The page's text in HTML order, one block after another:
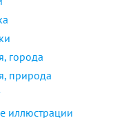
города
природа
иллюстрации